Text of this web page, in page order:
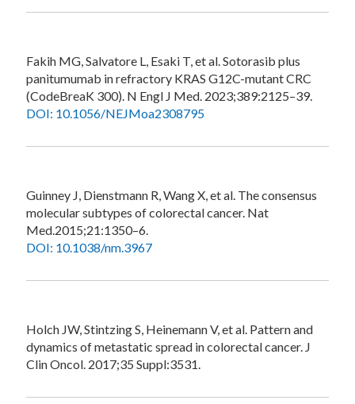
Fakih MG, Salvatore L, Esaki T, et al. Sotorasib plus
panitumumab in refractory KRAS G12C-mutant CRC
(CodeBreaK 300). N Engl J Med. 2023;389:2125–39.
DOI: 10.1056/NEJMoa2308795
Guinney J, Dienstmann R, Wang X, et al. The consensus
molecular subtypes of colorectal cancer. Nat
Med.2015;21:1350–6.
DOI: 10.1038/nm.3967
Holch JW, Stintzing S, Heinemann V, et al. Pattern and
dynamics of metastatic spread in colorectal cancer. J
Clin Oncol. 2017;35 Suppl:3531.